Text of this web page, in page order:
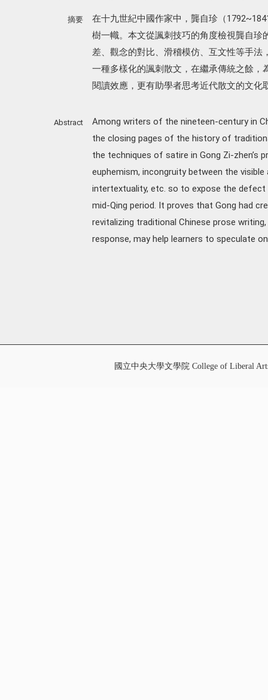
摘要
在十九世紀中國作家中，龔自珍（
樹一幟。本文從諷刺技巧的角度檢視龔自
差、觀念的對比、滑稽模仿、互文性等手
一種多樣化的諷刺散文，在繼承傳統之餘
閱讀效應，更有助學者思考近代散文的文化
Abstract
Among writers of the nineteen-century in
the closing pages of the history of
the techniques of satire in Gong Zi-zhen’s
euphemism, incongruity between the
intertextuality, etc. so to expose the
mid-Qing period. It proves that Gong had
revitalizing traditional Chinese prose
response, may help learners to speculate
國立中央大學文學院 College of Liberal